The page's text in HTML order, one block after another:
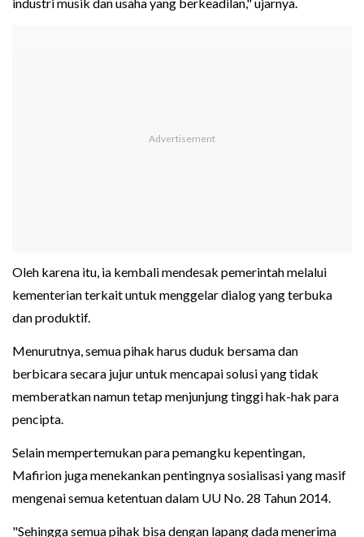
Oleh karena itu, ia kembali mendesak pemerintah melalui
kementerian terkait untuk menggelar dialog yang terbuka
dan produktif.
Menurutnya, semua pihak harus duduk bersama dan
berbicara secara jujur untuk mencapai solusi yang tidak
memberatkan namun tetap menjunjung tinggi hak-hak para
pencipta.
Selain mempertemukan para pemangku kepentingan,
Mafirion juga menekankan pentingnya sosialisasi yang masif
mengenai semua ketentuan dalam UU No. 28 Tahun 2014.
"Sehingga semua pihak bisa dengan lapang dada menerima